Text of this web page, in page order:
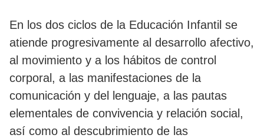
En los dos ciclos de la Educación Infantil se
atiende progresivamente al desarrollo afectivo,
al movimiento y a los hábitos de control
corporal, a las manifestaciones de la
comunicación y del lenguaje, a las pautas
elementales de convivencia y relación social,
así como al descubrimiento de las